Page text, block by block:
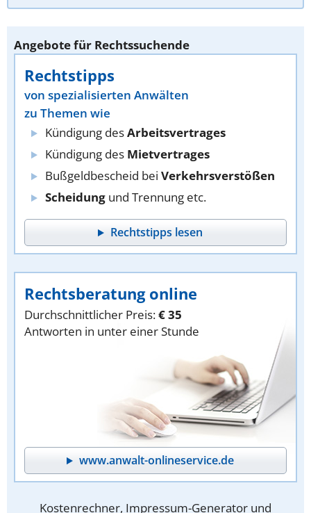
Angebote für Rechtssuchende
Rechtstipps
von spezialisierten Anwälten
zu Themen wie
Kündigung desArbeitsvertrages
Kündigung des Mietvertrages
Bußgeldbescheid bei Verkehrsverstößen
Scheidung und Trennung etc.
Rechtstipps lesen
Rechtsberatung online
Durchschnittlicher Preis:€ 35
Antworten in unter einer Stunde
www.anwalt-onlineservice.de
Kostenrechner, Impressum-Generator und